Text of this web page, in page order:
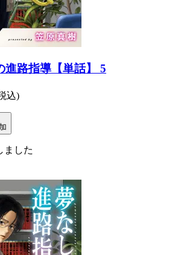
進路指導【単話】 5
込)
ました